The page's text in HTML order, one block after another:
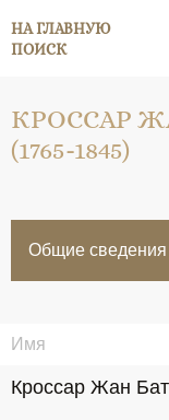
НА ГЛАВНУЮ
ПОИСК
КРОССАР
(1765-1845)
Общие сведения
Имя
Кроссар Жан